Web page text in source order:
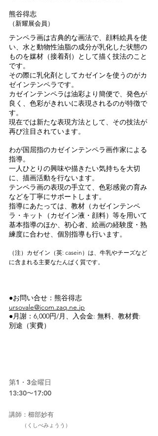
テンペラ画は古典的な画法で、顔料絵具を使
い、水と動物性油脂の成分が乳化した状態の
ものを媒材（接着剤）として描く技法のこと
です。
その際に乳化剤としてカゼインを使うのがカ
ゼインテンペラです。
カゼインテンペラは油彩より簡便で、発色が
良く、色彩がきれいに表現されるのが特徴で
す。
現在では新たな表現方法として、その技法が
再び注目されています。
わが国屈指のカゼインテンペラ画作家による
指導。
一人ひとりの興味や描きたい気持ちを大切
に、描画活動を行ないます。
テンペラ画の表現の手立て、色彩感覚の育み
などを丁寧にサポートします。
指導にあたっては、教材（カゼインテンペ
ラ・キット（カゼイン液・顔料）等を用いて
基本指導のほか、初心者、絵画の経験度・熟
練度に合わせ、個別指導も行います。
（注）カゼイン（英: casein）は、牛乳やチーズなど
に含まれる主要なたんぱく質です。
●お問い合せ：熊谷得志
ursovale@jcom.zaq.ne.jp
●月謝：6,000円/月、入会金: 無料、教材費:
別途（実費）
熊谷得志
（新耀展会員）
第1・3金曜日
13:30〜17:00
​講師：櫛部妙有
（くしべみょうう）